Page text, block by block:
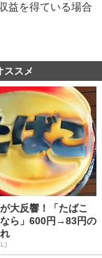
益を得ている場合
ススメ
大反響！「たばこ
ら」600円→83円の